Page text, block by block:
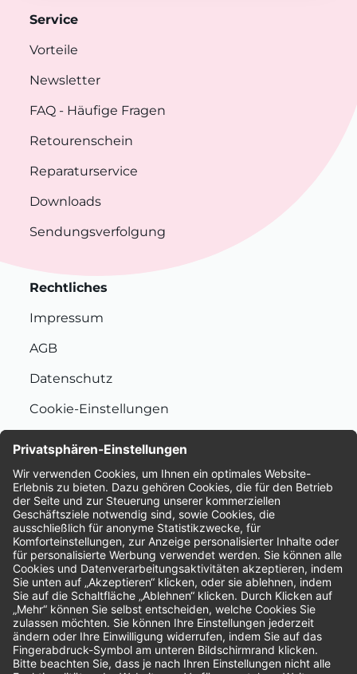
Service
Vorteile
Newsletter
FAQ - Häufige Fragen
Retourenschein
Reparaturservice
Downloads
Sendungsverfolgung
Rechtliches
Impressum
AGB
Datenschutz
Cookie-Einstellungen
Bewertungen